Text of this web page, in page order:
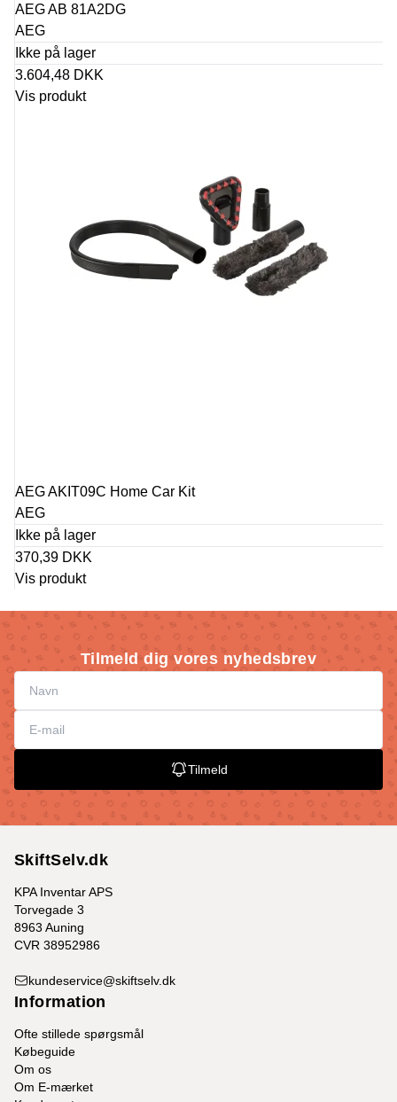
AEG AB 81A2DG
AEG
Ikke på lager
3.604,48 DKK
Vis produkt
AEG AKIT09C Home Car Kit
AEG
Ikke på lager
370,39 DKK
Vis produkt
Tilmeld dig vores nyhedsbrev
Tilmeld
SkiftSelv.dk
KPA Inventar APS
Torvegade 3
8963 Auning
CVR 38952986
kundeservice@skiftselv.dk
Information
Ofte stillede spørgsmål
Købeguide
Om os
Om E-mærket